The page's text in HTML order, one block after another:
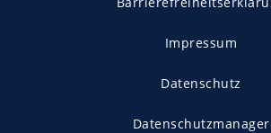
Impressum
Datenschutz
Datenschutzmanager